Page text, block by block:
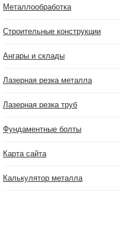
Металлообработка
Строительные конструкции
Ангары и склады
Лазерная резка металла
Лазерная резка труб
Фундаментные болты
Карта сайта
Калькулятор металла